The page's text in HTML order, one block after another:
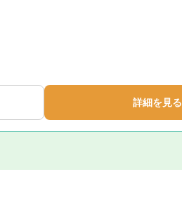
詳細を見る